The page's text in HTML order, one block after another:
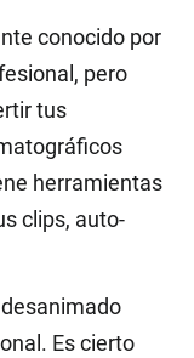
conocido por
pero
tus
herramientas
clips, auto-
Es cierto